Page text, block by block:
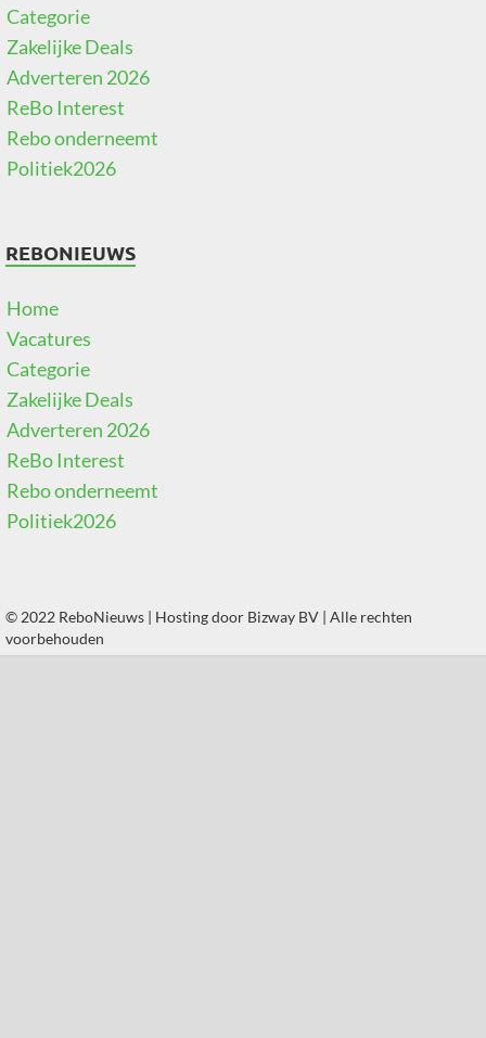
Categorie
Zakelijke Deals
Adverteren 2026
ReBo Interest
Rebo onderneemt
Politiek2026
REBONIEUWS
Home
Vacatures
Categorie
Zakelijke Deals
Adverteren 2026
ReBo Interest
Rebo onderneemt
Politiek2026
© 2022 ReboNieuws | Hosting door Bizway BV | Alle rechten
voorbehouden